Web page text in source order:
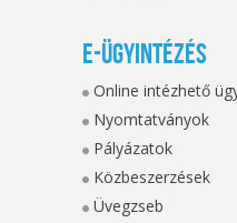
E-ügyintézés
Online intézhető
Nyomtatványok
Pályázatok
Közbeszerzések
Üvegzseb